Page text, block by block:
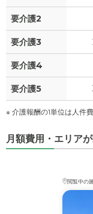
要介護2
要介護3
要介護4
要介護5
※ 介護報酬の1単位は人件
月額費用・エリア
閲覧中の